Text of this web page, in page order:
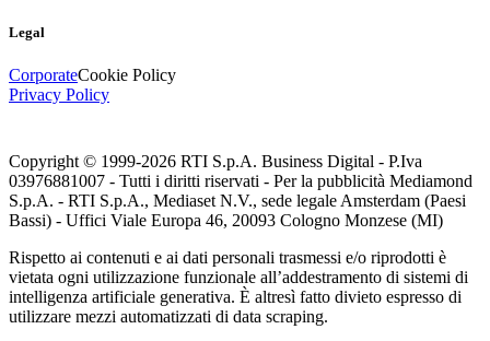
Legal
CorporateCookie Policy
Privacy Policy
Copyright © 1999-2026 RTI S.p.A. Business Digital - P.Iva
03976881007 - Tutti i diritti riservati - Per la pubblicità Mediamond
S.p.A. - RTI S.p.A., Mediaset N.V., sede legale Amsterdam (Paesi
Bassi) - Uffici Viale Europa 46, 20093 Cologno Monzese (MI)
Rispetto ai contenuti e ai dati personali trasmessi e/o riprodotti è
vietata ogni utilizzazione funzionale all’addestramento di sistemi di
intelligenza artificiale generativa. È altresì fatto divieto espresso di
utilizzare mezzi automatizzati di data scraping.